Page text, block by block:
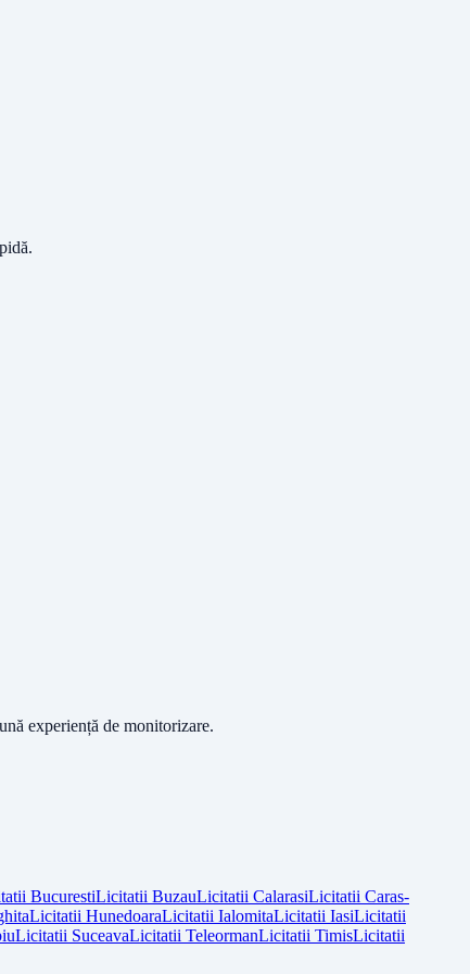
experiență de monitorizare.
BucurestiLicitatii BuzauLicitatii CalarasiLicitatii Caras-
Licitatii HunedoaraLicitatii IalomitaLicitatii IasiLicitatii
Licitatii SuceavaLicitatii TeleormanLicitatii TimisLicitatii